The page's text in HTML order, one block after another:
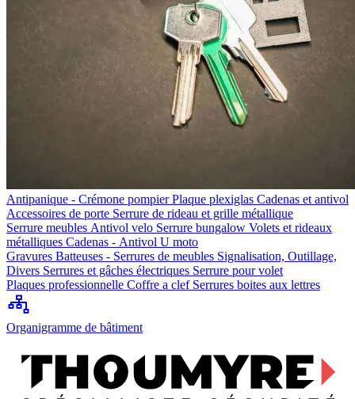
Antipanique - Crémone pompierPlaque plexiglas Cadenas et antivol
Accessoires de porte Serrure de rideau et grille métallique
Serrure meubles Antivol velo Serrure bungalow Volets et rideaux
métalliques Cadenas - Antivol U moto
Gravures Batteuses - Serrures de meubles Signalisation, Outillage,
Divers Serrures et gâches électriques Serrure pour volet
Plaques professionnelle Coffre a clef Serrures boites aux lettres
Organigramme de bâtiment